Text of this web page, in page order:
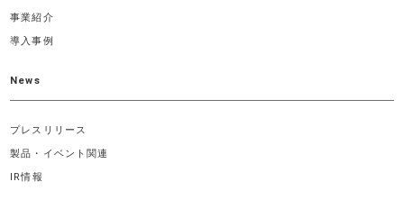
事業紹介
導入事例
News
プレスリリース
製品・イベント関連
IR情報